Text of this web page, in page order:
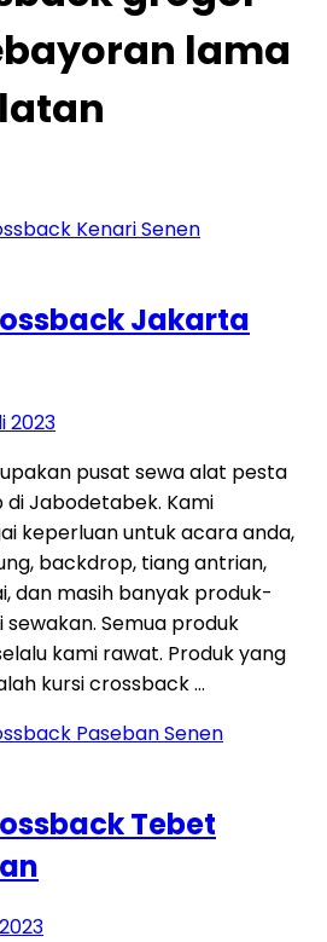
lama
Jakarta
2023
pusat sewa alat pesta
Jabodetabek. Kami
keperluan untuk acara anda,
backdrop, tiang antrian,
dan masih banyak produk-
Semua produk
kami rawat. Produk yang
kursi crossback …
Tebet